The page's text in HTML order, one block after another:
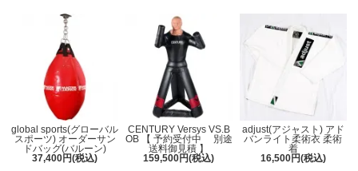
global sports(グローバル
スポーツ) オーダーサン
ドバッグ(バルーン)
37,400円(税込)
CENTURY Versys VS.B
OB 【 予約受付中 別途
送料御見積 】
159,500円(税込)
adjust(アジャスト) アド
バンライト柔術衣 柔術
着
16,500円(税込)